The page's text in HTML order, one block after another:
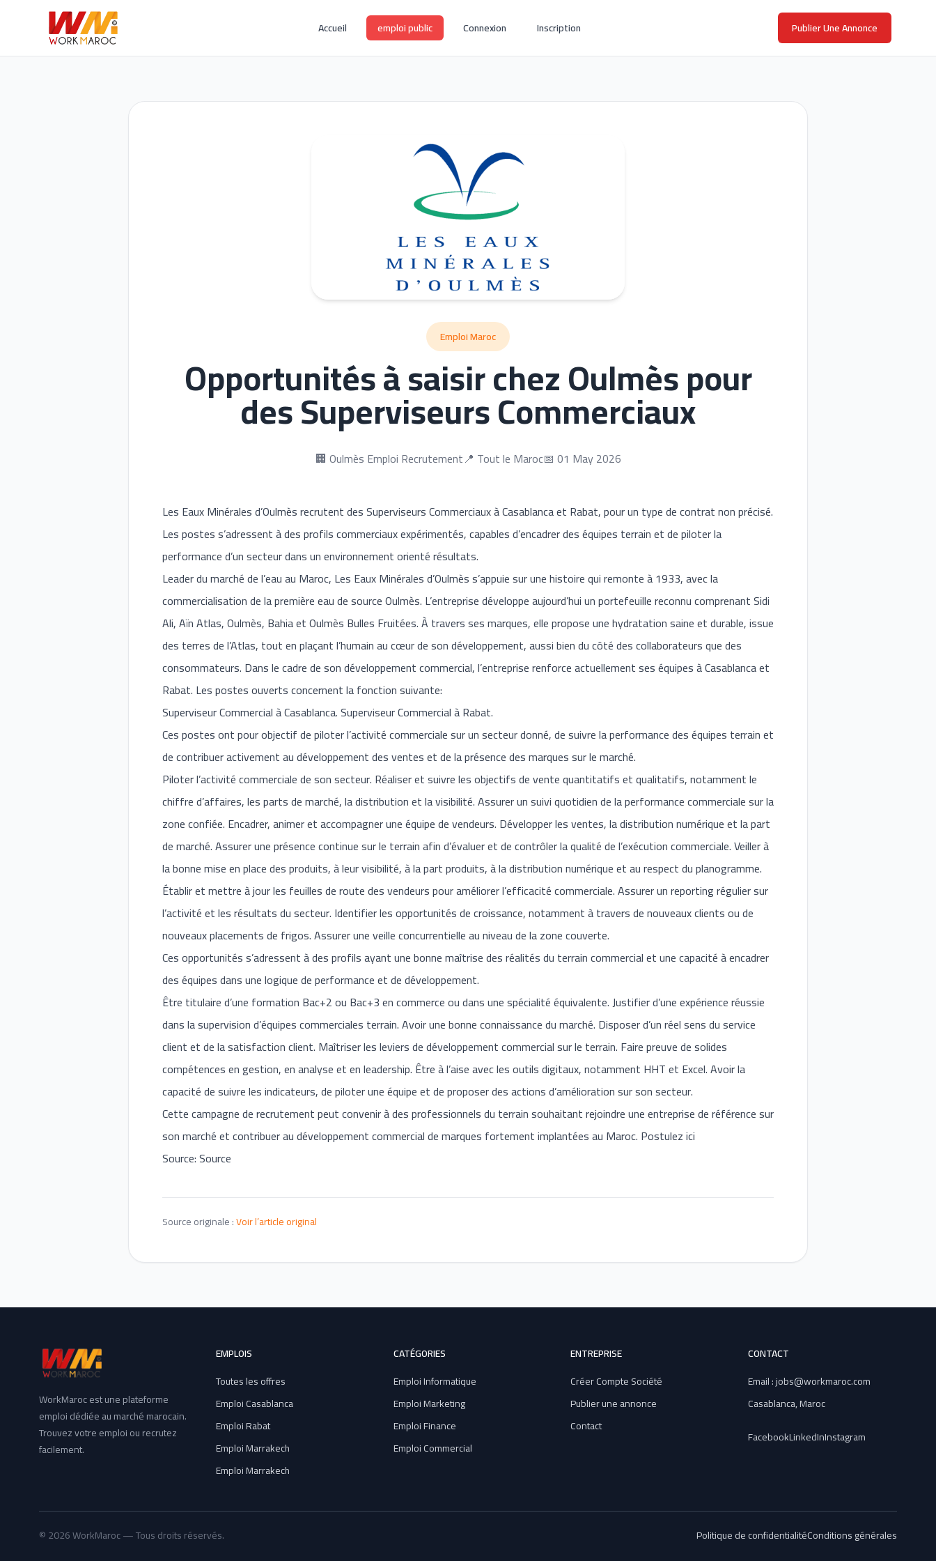
Accueil emploi public Connexion Inscription Publier Une Annonce
Emploi Maroc
Opportunités à saisir chez Oulmès pour
des Superviseurs Commerciaux
🏢 Oulmès Emploi Recrutement📍 Tout le Maroc📅 01 May 2026
Les Eaux Minérales d’Oulmès recrutent des Superviseurs Commerciaux à Casablanca et Rabat, pour un type de contrat non précisé.
Les postes s’adressent à des profils commerciaux expérimentés, capables d’encadrer des équipes terrain et de piloter la
performance d’un secteur dans un environnement orienté résultats.
Leader du marché de l’eau au Maroc, Les Eaux Minérales d’Oulmès s’appuie sur une histoire qui remonte à 1933, avec la
commercialisation de la première eau de source Oulmès. L’entreprise développe aujourd’hui un portefeuille reconnu comprenant Sidi
Ali, Aïn Atlas, Oulmès, Bahia et Oulmès Bulles Fruitées. À travers ses marques, elle propose une hydratation saine et durable, issue
des terres de l’Atlas, tout en plaçant l’humain au cœur de son développement, aussi bien du côté des collaborateurs que des
consommateurs. Dans le cadre de son développement commercial, l’entreprise renforce actuellement ses équipes à Casablanca et
Rabat. Les postes ouverts concernent la fonction suivante:
Superviseur Commercial à Casablanca. Superviseur Commercial à Rabat.
Ces postes ont pour objectif de piloter l’activité commerciale sur un secteur donné, de suivre la performance des équipes terrain et
de contribuer activement au développement des ventes et de la présence des marques sur le marché.
Piloter l’activité commerciale de son secteur. Réaliser et suivre les objectifs de vente quantitatifs et qualitatifs, notamment le
chiffre d’affaires, les parts de marché, la distribution et la visibilité. Assurer un suivi quotidien de la performance commerciale sur la
zone confiée. Encadrer, animer et accompagner une équipe de vendeurs. Développer les ventes, la distribution numérique et la part
de marché. Assurer une présence continue sur le terrain afin d’évaluer et de contrôler la qualité de l’exécution commerciale. Veiller à
la bonne mise en place des produits, à leur visibilité, à la part produits, à la distribution numérique et au respect du planogramme.
Établir et mettre à jour les feuilles de route des vendeurs pour améliorer l’efficacité commerciale. Assurer un reporting régulier sur
l’activité et les résultats du secteur. Identifier les opportunités de croissance, notamment à travers de nouveaux clients ou de
nouveaux placements de frigos. Assurer une veille concurrentielle au niveau de la zone couverte.
Ces opportunités s’adressent à des profils ayant une bonne maîtrise des réalités du terrain commercial et une capacité à encadrer
des équipes dans une logique de performance et de développement.
Être titulaire d’une formation Bac+2 ou Bac+3 en commerce ou dans une spécialité équivalente. Justifier d’une expérience réussie
dans la supervision d’équipes commerciales terrain. Avoir une bonne connaissance du marché. Disposer d’un réel sens du service
client et de la satisfaction client. Maîtriser les leviers de développement commercial sur le terrain. Faire preuve de solides
compétences en gestion, en analyse et en leadership. Être à l’aise avec les outils digitaux, notamment HHT et Excel. Avoir la
capacité de suivre les indicateurs, de piloter une équipe et de proposer des actions d’amélioration sur son secteur.
Cette campagne de recrutement peut convenir à des professionnels du terrain souhaitant rejoindre une entreprise de référence sur
son marché et contribuer au développement commercial de marques fortement implantées au Maroc. Postulez ici
Source: Source
Source originale :Voir l’article original
WorkMaroc est une plateforme
emploi dédiée au marché marocain.
Trouvez votre emploi ou recrutez
facilement.
EMPLOIS
Toutes les offres
Emploi Casablanca
Emploi Rabat
Emploi Marrakech
Emploi Marrakech
CATÉGORIES
Emploi Informatique
Emploi Marketing
Emploi Finance
Emploi Commercial
ENTREPRISE
Créer Compte Société
Publier une annonce
Contact
CONTACT
Email : jobs@workmaroc.com
Casablanca, Maroc
FacebookLinkedInInstagram
© 2026 WorkMaroc — Tous droits réservés. Politique de confidentialitéConditions générales